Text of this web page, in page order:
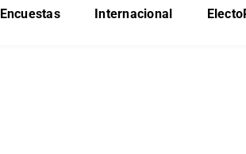
Encuestas Internacional